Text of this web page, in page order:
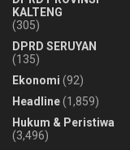
KALTENG
(305)
DPRD SERUYAN
(135)
Ekonomi (92)
Headline(1,859)
Hukum & Peristiwa
(3,496)